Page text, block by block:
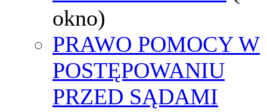
okno)
PRAWO POMOCY W
POSTĘPOWANIU
PRZED SĄDAMI